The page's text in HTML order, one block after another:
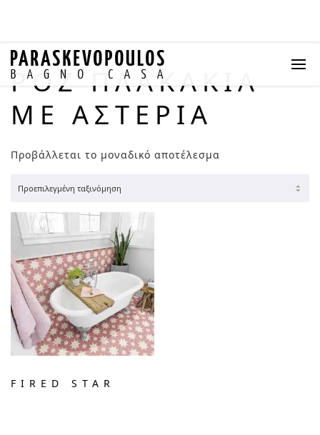
ΡΟΖ ΠΛΑΚΆΚΙΑ
ΜΕ ΑΣΤΈΡΙΑ
Προβάλλεται το μοναδικό αποτέλεσμα
FIRED STAR